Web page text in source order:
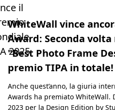
il
2025
WhiteWall vince
Award: Seconda
"Best Photo Frame
premio TIPA in totale!
Anche quest’anno, la giuria
Awards ha premiato WhiteWall.
2023 per la Design Edition by